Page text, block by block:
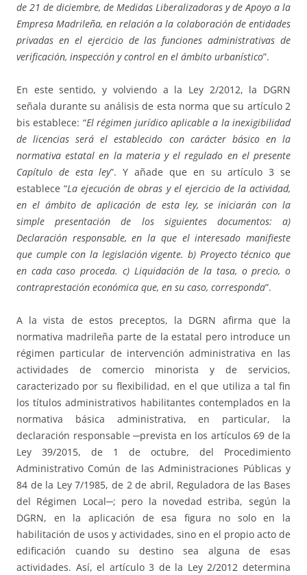
de 21 de diciembre, de Medidas Liberalizadoras y de Apoyo a la
Empresa Madrileña, en relación a la colaboración de entidades
privadas en el ejercicio de las funciones administrativas de
verificación, inspección y control en el ámbito urbanístico”.
En este sentido, y volviendo a la Ley 2/2012, la DGRN
señala durante su análisis de esta norma que su artículo 2
bis establece: “El régimen jurídico aplicable a la inexigibilidad
de licencias será el establecido con carácter básico en la
normativa estatal en la materia y el regulado en el presente
Capítulo de esta ley”. Y añade que en su artículo 3 se
establece “La ejecución de obras y el ejercicio de la actividad,
en el ámbito de aplicación de esta ley, se iniciarán con la
simple presentación de los siguientes documentos: a)
Declaración responsable, en la que el interesado manifieste
que cumple con la legislación vigente. b) Proyecto técnico que
en cada caso proceda. c) Liquidación de la tasa, o precio, o
contraprestación económica que, en su caso, corresponda”.
A la vista de estos preceptos, la DGRN afirma que la
normativa madrileña parte de la estatal pero introduce un
régimen particular de intervención administrativa en las
actividades de comercio minorista y de servicios,
caracterizado por su flexibilidad, en el que utiliza a tal fin
los títulos administrativos habilitantes contemplados en la
normativa básica administrativa, en particular, la
declaración responsable ─prevista en los artículos 69 de la
Ley 39/2015, de 1 de octubre, del Procedimiento
Administrativo Común de las Administraciones Públicas y
84 de la Ley 7/1985, de 2 de abril, Reguladora de las Bases
del Régimen Local─; pero la novedad estriba, según la
DGRN, en la aplicación de esa figura no solo en la
habilitación de usos y actividades, sino en el propio acto de
edificación cuando su destino sea alguna de esas
actividades. Así, el artículo 3 de la Ley 2/2012 determina